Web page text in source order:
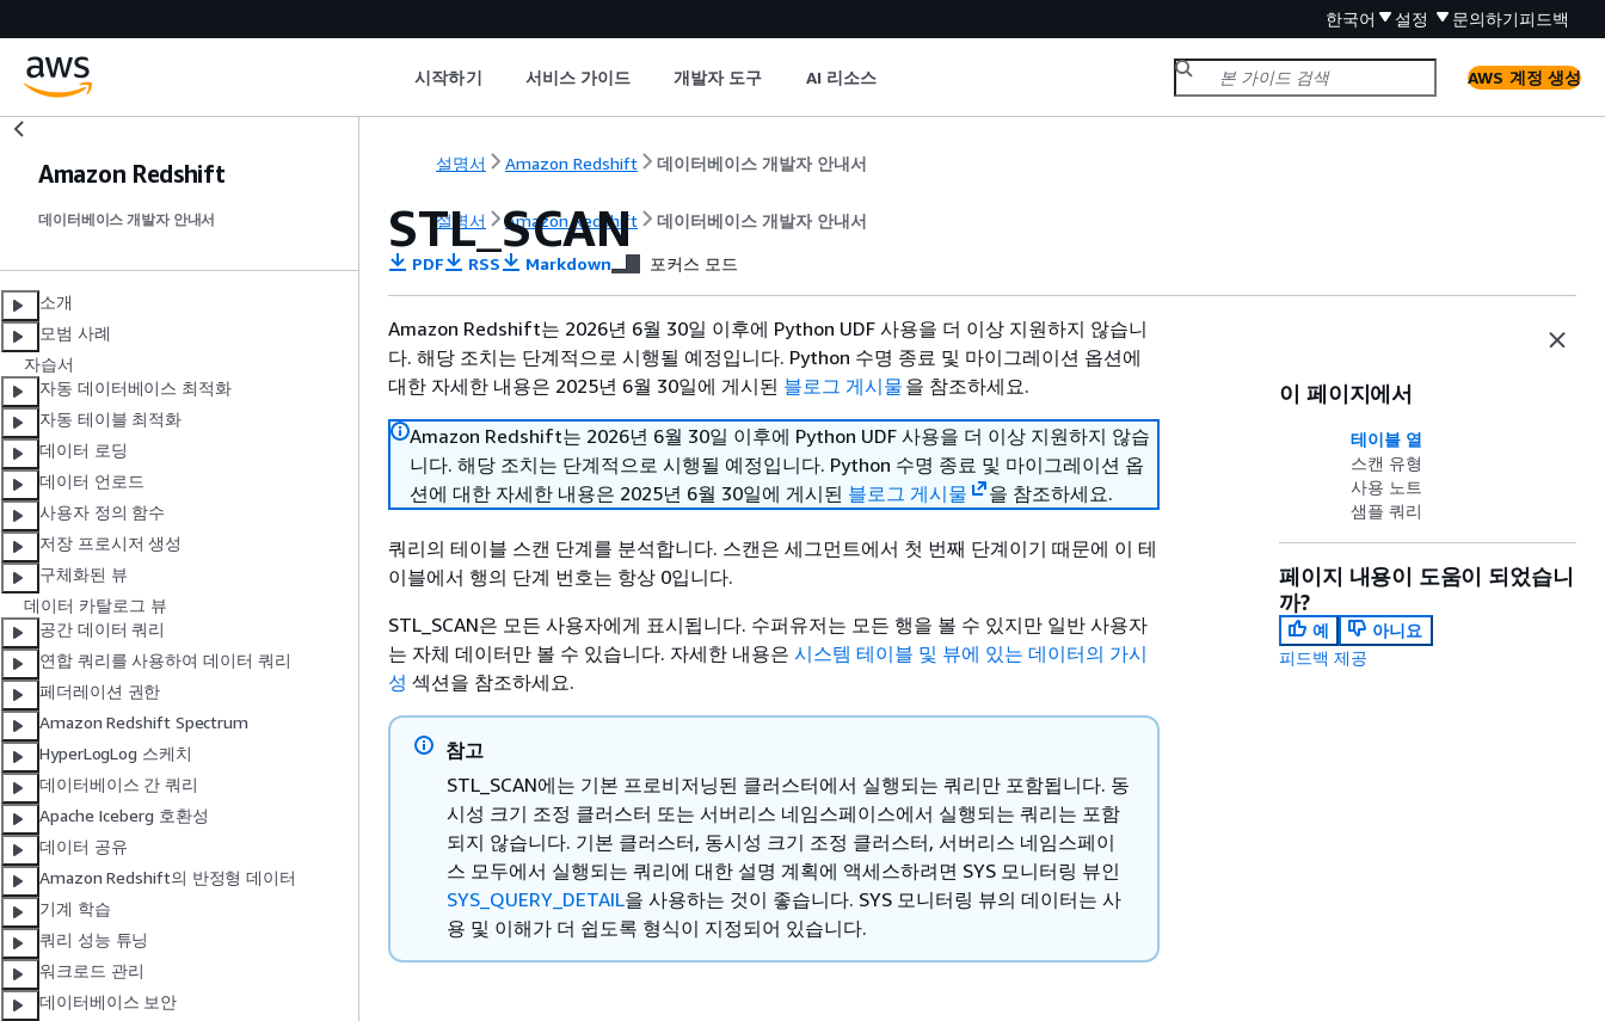
한국어 설정 문의하기피드백
시작하기 서비스 가이드 개발자 도구 AI 리소스 AWS 계정 생성
Amazon Redshift
데이터베이스 개발자 안내서
소개
모범 사례
자습서
자동 데이터베이스 최적화
자동 테이블 최적화
데이터 로딩
데이터 언로드
사용자 정의 함수
저장 프로시저 생성
구체화된 뷰
데이터 카탈로그 뷰
공간 데이터 쿼리
연합 쿼리를 사용하여 데이터 쿼리
페더레이션 권한
Amazon Redshift Spectrum
HyperLogLog 스케치
데이터베이스 간 쿼리
Apache Iceberg 호환성
데이터 공유
Amazon Redshift의 반정형 데이터
기계 학습
쿼리 성능 튜닝
워크로드 관리
데이터베이스 보안
설명서 Amazon Redshift 데이터베이스 개발자 안내서
설명서 Amazon Redshift 데이터베이스 개발자 안내서
STL_SCAN
PDF RSS Markdown 포커스 모드
Amazon Redshift는 2026년 6월 30일 이후에 Python UDF 사용을 더 이상 지원하지 않습니
다. 해당 조치는 단계적으로 시행될 예정입니다. Python 수명 종료 및 마이그레이션 옵션에
대한 자세한 내용은 2025년 6월 30일에 게시된 블로그 게시물 을 참조하세요.
Amazon Redshift는 2026년 6월 30일 이후에 Python UDF 사용을 더 이상 지원하지 않습
니다. 해당 조치는 단계적으로 시행될 예정입니다. Python 수명 종료 및 마이그레이션 옵
션에 대한 자세한 내용은 2025년 6월 30일에 게시된 블로그 게시물 을 참조하세요.
쿼리의 테이블 스캔 단계를 분석합니다. 스캔은 세그먼트에서 첫 번째 단계이기 때문에 이 테
이블에서 행의 단계 번호는 항상 0입니다.
STL_SCAN은 모든 사용자에게 표시됩니다. 수퍼유저는 모든 행을 볼 수 있지만 일반 사용자
는 자체 데이터만 볼 수 있습니다. 자세한 내용은 시스템 테이블 및 뷰에 있는 데이터의 가시
성 섹션을 참조하세요.
참고
STL_SCAN에는 기본 프로비저닝된 클러스터에서 실행되는 쿼리만 포함됩니다. 동
시성 크기 조정 클러스터 또는 서버리스 네임스페이스에서 실행되는 쿼리는 포함
되지 않습니다. 기본 클러스터, 동시성 크기 조정 클러스터, 서버리스 네임스페이
스 모두에서 실행되는 쿼리에 대한 설명 계획에 액세스하려면 SYS 모니터링 뷰인
SYS_QUERY_DETAIL을 사용하는 것이 좋습니다. SYS 모니터링 뷰의 데이터는 사
용 및 이해가 더 쉽도록 형식이 지정되어 있습니다.
이 페이지에서
테이블 열
스캔 유형
사용 노트
샘플 쿼리
페이지 내용이 도움이 되었습니
까?
예
아니요
피드백 제공